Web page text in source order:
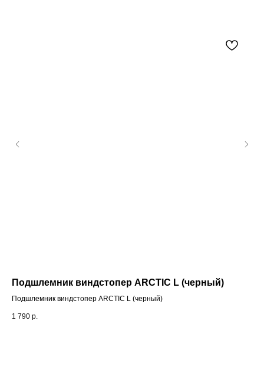
Подшлемник виндстопер АRCTIC L (черный)
Подшлемник виндстопер АRCTIC L (черный)
1 790 р.